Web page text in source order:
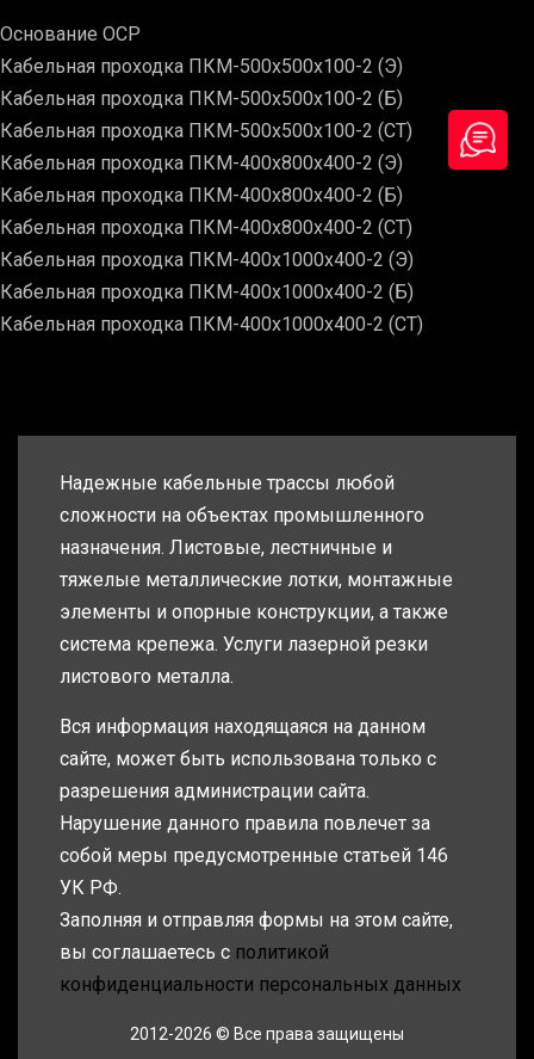
Основание ОСР
Кабельная проходка ПКМ-500х500х100-2 (Э)
Кабельная проходка ПКМ-500х500х100-2 (Б)
Кабельная проходка ПКМ-500х500х100-2 (СТ)
Кабельная проходка ПКМ-400х800х400-2 (Э)
Кабельная проходка ПКМ-400х800х400-2 (Б)
Кабельная проходка ПКМ-400х800х400-2 (СТ)
Кабельная проходка ПКМ-400х1000х400-2 (Э)
Кабельная проходка ПКМ-400х1000х400-2 (Б)
Кабельная проходка ПКМ-400х1000х400-2 (СТ)
Надежные кабельные трассы любой
сложности на объектах промышленного
назначения. Листовые, лестничные и
тяжелые металлические лотки, монтажные
элементы и опорные конструкции, а также
система крепежа. Услуги лазерной резки
листового металла.
Вся информация находящаяся на данном
сайте, может быть использована только с
разрешения администрации сайта.
Нарушение данного правила повлечет за
собой меры предусмотренные статьей 146
УК РФ.
Заполняя и отправляя формы на этом сайте,
вы соглашаетесь с политикой
конфиденциальности персональных данных
2012-2026 © Все права защищены